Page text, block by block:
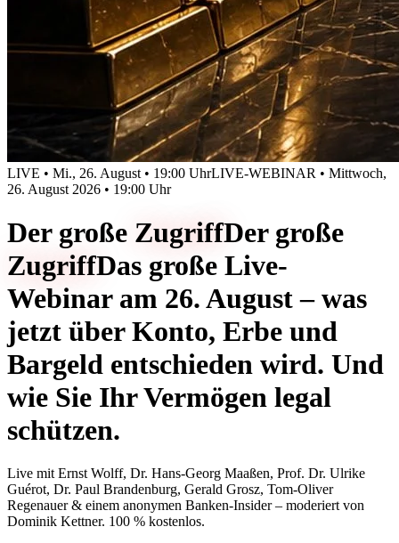
LIVE • Mi., 26. August • 19:00 UhrLIVE-WEBINAR • Mittwoch,
26. August 2026 • 19:00 Uhr
Der große ZugriffDer große
ZugriffDas große Live-
Webinar am 26. August – was
jetzt über Konto, Erbe und
Bargeld entschieden wird. Und
wie Sie Ihr Vermögen legal
schützen.
Live mitErnst Wolff, Dr. Hans-Georg Maaßen, Prof. Dr. Ulrike
Guérot, Dr. Paul Brandenburg, Gerald Grosz, Tom-Oliver
Regenauer & einem anonymen Banken-Insider– moderiert von
Dominik Kettner. 100 % kostenlos.